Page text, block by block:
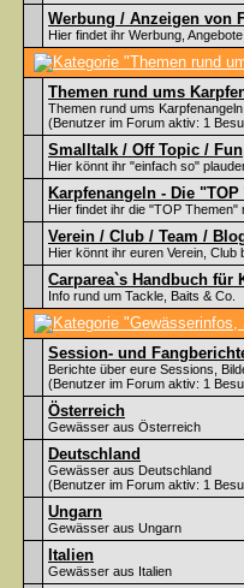
Werbung / Anzeigen von
Hier findet ihr Werbung,
Themen rund ums
Themen rund ums Karpfenangeln
(Benutzer im Forum aktiv: 1
Smalltalk / Off Topic / Fun
Hier könnt ihr "einfach so"
Karpfenangeln - Die
Hier findet ihr die "TOP Themen"
Verein / Club / Team /
Hier könnt ihr euren Verein,
Carparea`s Handbuch für
Info rund um Tackle, Baits & Co.
Session- und
Berichte über eure Sessions,
(Benutzer im Forum aktiv: 1
Österreich
Gewässer aus Österreich
Deutschland
Gewässer aus Deutschland
(Benutzer im Forum aktiv: 1
Ungarn
Gewässer aus Ungarn
Italien
Gewässer aus Italien